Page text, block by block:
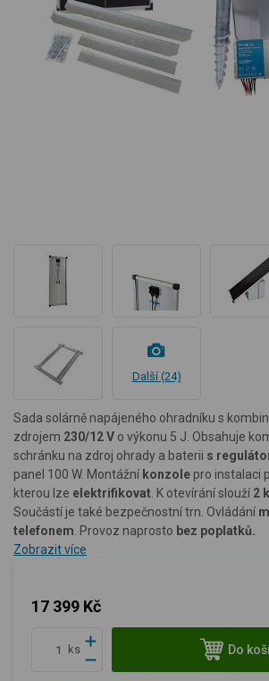
Další (24)
Sada solárně napájeného ohradníku s
zdrojem 230/12 V o výkonu 5 J. Obsahuje
schránku na zdroj ohrady a baterii s
panel 100 W. Montážní konzole pro instalaci
kterou lze elektrifikovat . K otevírání slouží 2
Součástí je také bezpečnostní trn. Ovládání
telefonem . Provoz naprosto bez poplatků.
Zobrazit více
17 399 Kč
ks Do